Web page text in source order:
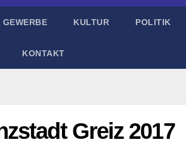
GEWERBE KULTUR POLITIK
KONTAKT
Greiz 2017